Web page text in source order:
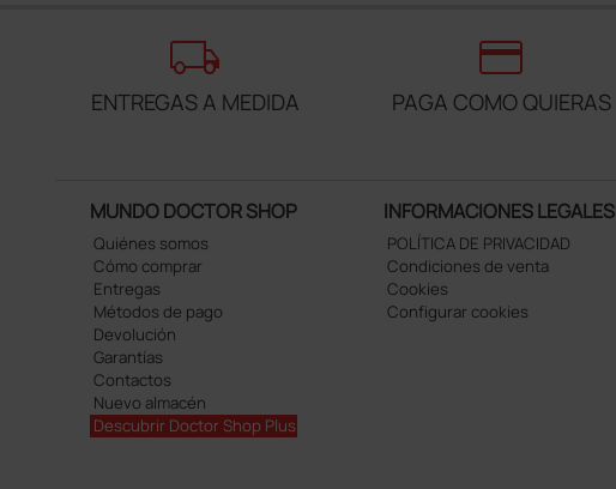
local_shipping
ENTREGAS A MEDIDA
credit_card
PAGA COMO QUIERAS
MUNDO DOCTOR SHOP
Quiénes somos
Cómo comprar
Entregas
Métodos de pago
Devolución
Garantías
Contactos
Nuevo almacén
Descubrir Doctor Shop Plus
INFORMACIONES LEGALES
POLÍTICA DE PRIVACIDAD
Condiciones de venta
Cookies
Configurar cookies